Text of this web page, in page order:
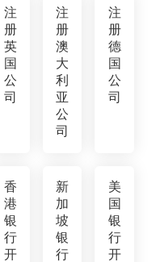
注
册
英
国
公
司
注
册
澳
大
利
亚
公
司
注
册
德
国
公
司
香
港
银
行
开
新
加
坡
银
行
美
国
银
行
开